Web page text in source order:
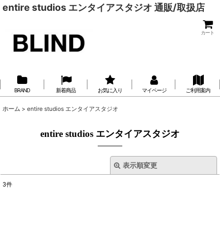
entire studios エンタイアスタジオ 通販/取扱店
カート
BRAND 新着商品 お気に入り マイページ ご利用案内
ホーム > entire studios エンタイアスタジオ
entire studios エンタイアスタジオ
表示順変更
3件